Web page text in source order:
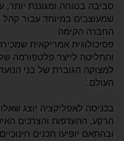
סביבה בטוחה ומגוננת יותר,
שמעוצבים במיוחד עבור
החברה הקימה
פסיכולוגית אמריקאית
והחליטה לייצר פלטפורמה
למצוקה הגוברת של בני
העולם.
בכניסה לאפליקציה יוצג
הרקע, ההעדפות והצרכים
ובהתאם יופיעו תכנים